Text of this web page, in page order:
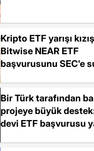
Kripto ETF yarışı
Bitwise NEAR ETF
başvurusunu SEC'e
Bir Türk tarafından
projeye büyük destek:
devi ETF başvurusu